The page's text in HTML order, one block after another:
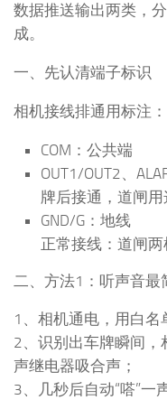
数据推送输出两类，
成。
一、先认清端子标识
相机接线排通用标注：
COM：公共端
OUT1/OUT2、
牌后接通，道闸用
GND/G：地线
正常接线：道闸两
二、方法1：听声音最
1、相机通电，用白名
2、识别出车牌瞬间，
声继电器吸合声；
3、几秒后自动“嗒”一